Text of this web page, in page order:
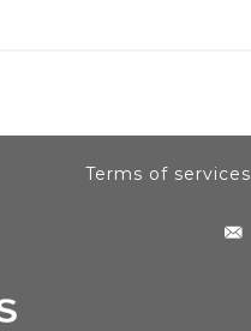
Terms of services